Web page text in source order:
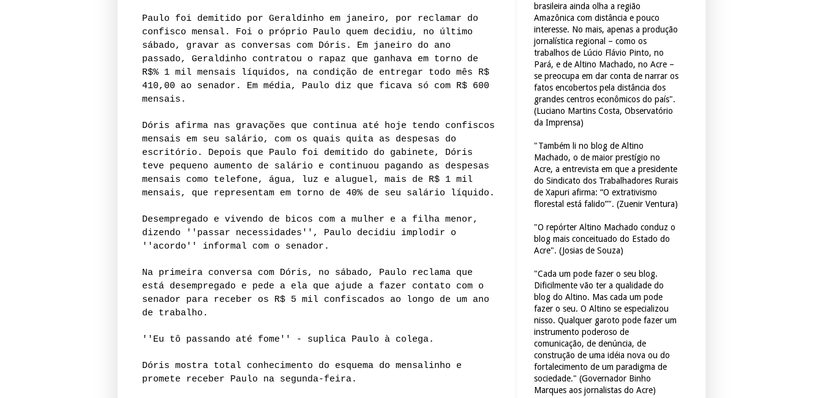
Paulo foi demitido por Geraldinho em janeiro, por reclamar do
confisco mensal. Foi o próprio Paulo quem decidiu, no último
sábado, gravar as conversas com Dóris. Em janeiro do ano
passado, Geraldinho contratou o rapaz que ganhava em torno de
R$% 1 mil mensais líquidos, na condição de entregar todo mês R$
410,00 ao senador. Em média, Paulo diz que ficava só com R$ 600
mensais.
Dóris afirma nas gravações que continua até hoje tendo confiscos
mensais em seu salário, com os quais quita as despesas do
escritório. Depois que Paulo foi demitido do gabinete, Dóris
teve pequeno aumento de salário e continuou pagando as despesas
mensais como telefone, água, luz e aluguel, mais de R$ 1 mil
mensais, que representam em torno de 40% de seu salário líquido.
Desempregado e vivendo de bicos com a mulher e a filha menor,
dizendo ''passar necessidades'', Paulo decidiu implodir o
''acordo'' informal com o senador.
Na primeira conversa com Dóris, no sábado, Paulo reclama que
está desempregado e pede a ela que ajude a fazer contato com o
senador para receber os R$ 5 mil confiscados ao longo de um ano
de trabalho.
''Eu tô passando até fome'' - suplica Paulo à colega.
Dóris mostra total conhecimento do esquema do mensalinho e
promete receber Paulo na segunda-feira.
brasileira ainda olha a região
Amazônica com distância e pouco
interesse. No mais, apenas a produção
jornalística regional – como os
trabalhos de Lúcio Flávio Pinto, no
Pará, e de Altino Machado, no Acre –
se preocupa em dar conta de narrar os
fatos encobertos pela distância dos
grandes centros econômicos do país".
(Luciano Martins Costa, Observatório
da Imprensa)
"Também li no blog de Altino
Machado, o de maior prestígio no
Acre, a entrevista em que a presidente
do Sindicato dos Trabalhadores Rurais
de Xapuri afirma: “O extrativismo
florestal está falido”". (Zuenir Ventura)
"O repórter Altino Machado conduz o
blog mais conceituado do Estado do
Acre". (Josias de Souza)
"Cada um pode fazer o seu blog.
Dificilmente vão ter a qualidade do
blog do Altino. Mas cada um pode
fazer o seu. O Altino se especializou
nisso. Qualquer garoto pode fazer um
instrumento poderoso de
comunicação, de denúncia, de
construção de uma idéia nova ou do
fortalecimento de um paradigma de
sociedade." (Governador Binho
Marques aos jornalistas do Acre)